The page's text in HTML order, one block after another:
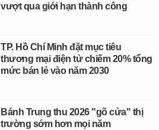
vượt qua giới hạn thành công
TP. Hồ Chí Minh đặt mục tiêu
thương mại điện tử chiếm 20% tổng
mức bán lẻ vào năm 2030
Bánh Trung thu 2026 "gõ cửa" thị
trường sớm hơn mọi năm